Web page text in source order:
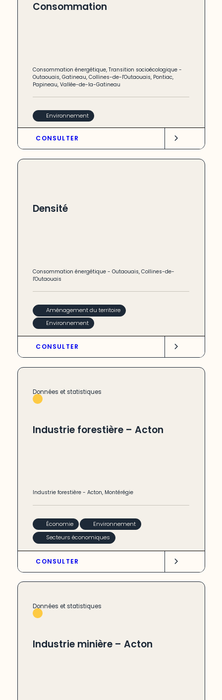
Consommation
Consommation énergétique,Transition socioécologique -
Outaouais,Gatineau,Collines-de-l'Outaouais, Pontiac,
Papineau,Vallée-de-la-Gatineau
Environnement
CONSULTER
Densité
Consommation énergétique -Outaouais,Collines-de-
l'Outaouais
Aménagement du territoire
Environnement
CONSULTER
Données et statistiques
Industrie forestière – Acton
Industrie forestière -Acton, Montérégie
Économie
Environnement
Secteurs économiques
CONSULTER
Données et statistiques
Industrie minière – Acton